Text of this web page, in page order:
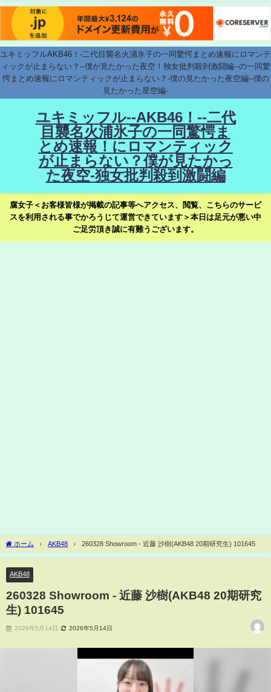
ユキミッフルAKB46！-二代目襲名火浦氷子の一同驚愕まとめ速報にロマンテ
ィックが止まらない？--僕が見たかった夜空！独女批判殺到激闘編--の一同驚
愕まとめ速報にロマンティックが止まらない？-僕の見たかった夜空編--僕の
見たかった星空編-
ユキミッフル--AKB46！--二代
目襲名火浦氷子の一同驚愕ま
とめ速報！にロマンティック
が止まらない？僕が見たかっ
た夜空-独女批判殺到激闘編
腐女子＜お客様皆様が掲載の記事等へアクセス、閲覧、こちらのサービ
スを利用される事でかろうじて運営できています＞本日は足元が悪い中
ご足労頂き誠に有難うございます。
ホーム AKB48 260328 Showroom - 近藤 沙樹(AKB48 20期研究生) 101645
AKB48
260328 Showroom - 近藤 沙樹(AKB48 20期研究
生) 101645
2026年5月14日 2026年5月14日